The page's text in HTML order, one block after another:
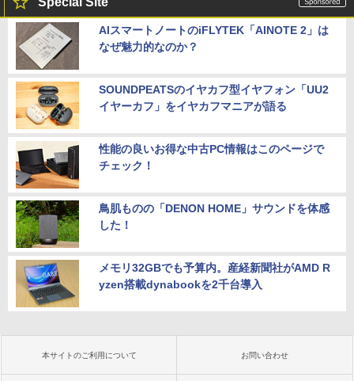
AIスマートノートのiFLYTEK「AINOTE 2」は
なぜ魅力的なのか？
SOUNDPEATSのイヤカフ型イヤフォン「UU2
イヤーカフ」をイヤカフマニアが語る
性能の良いお得な中古PC情報はこのページで
チェック！
鳥肌ものの「DENON HOME」サウンドを体感
した！
メモリ32GBでも予算内。産経新聞社がAMD R
yzen搭載dynabookを2千台導入
本サイトのご利用について お問い合わせ